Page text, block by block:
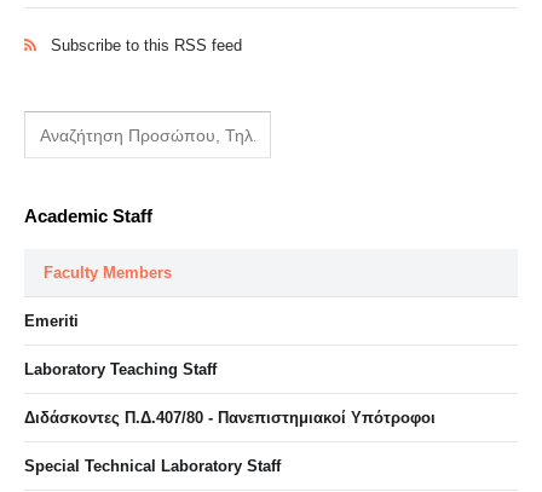
Subscribe to this RSS feed
Academic Staff
Faculty Members
Emeriti
Laboratory Teaching Staff
Διδάσκοντες Π.Δ.407/80 - Πανεπιστημιακοί Υπότροφοι
Special Technical Laboratory Staff